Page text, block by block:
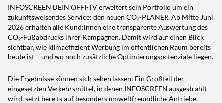
INFOSCREEN DEIN ÖFFI-TV erweitert sein Portfolio um ein
zukunftsweisendes Service: den neuen CO₂-PLANER. Ab Mitte Juni
2026 erhalten alle Kund:innen eine transparente Auswertung des
CO₂-Fußabdrucks ihrer Kampagnen. Damit wird auf einen Blick
sichtbar, wie klimaeffizient Werbung im öffentlichen Raum bereits
heute ist – und wo noch zusätzliche Optimierungspotenziale liegen.
Die Ergebnisse können sich sehen lassen: Ein Großteil der
eingesetzten Verkehrsmittel, in denen INFOSCREEN ausgestrahlt
wird, setzt bereits auf besonders umweltfreundliche Antriebe.